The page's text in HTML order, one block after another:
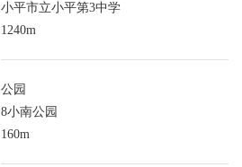
小平市立小平第3中学
1240m
公园
8小南公园
160m